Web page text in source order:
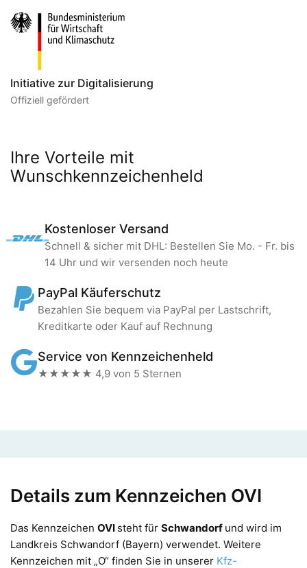
Initiative zur Digitalisierung
Offiziell gefördert
Ihre Vorteile mit
Wunschkennzeichenheld
Kostenloser Versand
Schnell & sicher mit DHL: Bestellen Sie Mo. - Fr. bis
14 Uhr und wir versenden noch heute
PayPal Käuferschutz
Bezahlen Sie bequem via PayPal per Lastschrift,
Kreditkarte oder Kauf auf Rechnung
Service von Kennzeichenheld
★★★★★ 4,9 von 5 Sternen
Details zum Kennzeichen OVI
Das Kennzeichen OVI steht für Schwandorf und wird im
Landkreis Schwandorf (Bayern) verwendet. Weitere
Kennzeichen mit „O“ finden Sie in unserer Kfz-